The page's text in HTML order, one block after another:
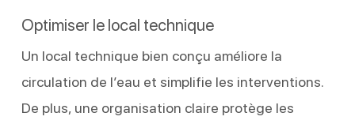
Optimiser le local technique
Un local technique bien conçu améliore la
circulation de l’eau et simplifie les interventions.
De plus, une organisation claire protège les